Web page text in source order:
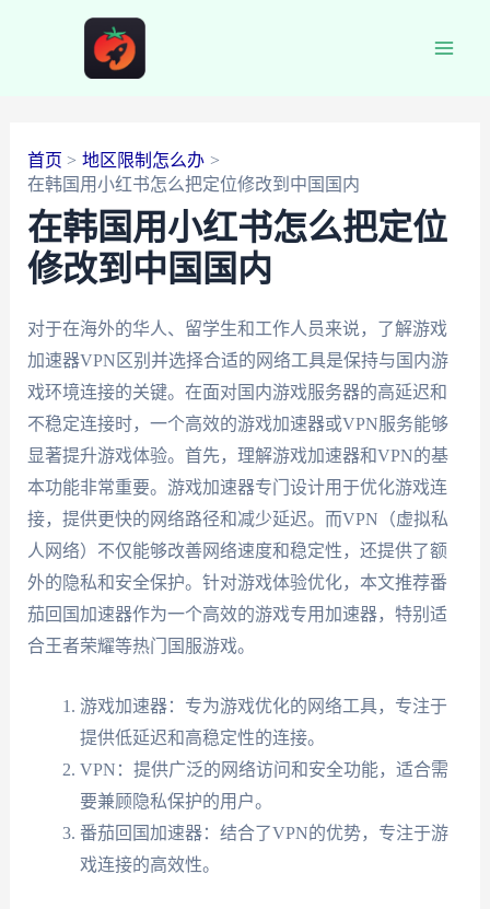
首页
地区限制怎么办
在韩国用小红书怎么把定位修改到中国国内
在韩国用小红书怎么把定位
修改到中国国内
对于在海外的华人、留学生和工作人员来说，了解游戏
加速器VPN区别并选择合适的网络工具是保持与国内游
戏环境连接的关键。在面对国内游戏服务器的高延迟和
不稳定连接时，一个高效的游戏加速器或VPN服务能够
显著提升游戏体验。首先，理解游戏加速器和VPN的基
本功能非常重要。游戏加速器专门设计用于优化游戏连
接，提供更快的网络路径和减少延迟。而VPN（虚拟私
人网络）不仅能够改善网络速度和稳定性，还提供了额
外的隐私和安全保护。针对游戏体验优化，本文推荐番
茄回国加速器作为一个高效的游戏专用加速器，特别适
合王者荣耀等热门国服游戏。
游戏加速器：专为游戏优化的网络工具，专注于
提供低延迟和高稳定性的连接。
VPN：提供广泛的网络访问和安全功能，适合需
要兼顾隐私保护的用户。
番茄回国加速器：结合了VPN的优势，专注于游
戏连接的高效性。